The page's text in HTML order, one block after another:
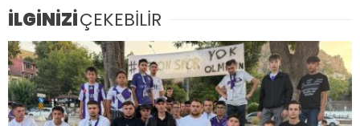
İLGİNİZİÇEKEBİLİR